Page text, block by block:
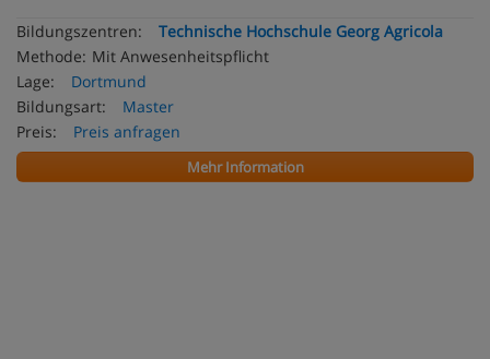
Bildungszentren:
Technische Hochschule Georg Agricola
Methode: Mit Anwesenheitspflicht
Lage:
Dortmund
Bildungsart:
Master
Preis:
Preis anfragen
Mehr Information